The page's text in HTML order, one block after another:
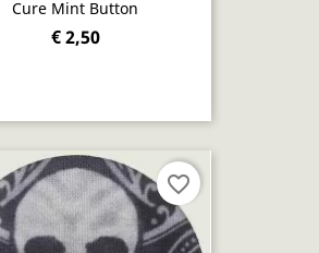
Cure Mint Button
€ 2,50
favorite_border